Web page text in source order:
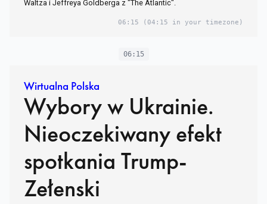
Waltza i Jeffreya Goldberga z "The Atlantic".
06:15 (04:15 in your timezone)
06:15
Wirtualna Polska
Wybory w Ukrainie.
Nieoczekiwany efekt
spotkania Trump-
Zełenski